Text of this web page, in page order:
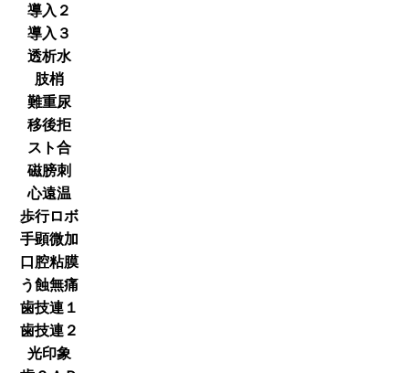
導入２
導入３
透析水
肢梢
難重尿
移後拒
スト合
磁膀刺
心遠温
歩行ロボ
手顕微加
口腔粘膜
う蝕無痛
歯技連１
歯技連２
光印象